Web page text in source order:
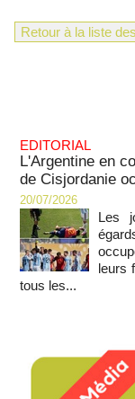
Retour à la liste
EDITORIAL
L'Argentine en
de Cisjordanie
20/07/2026
Les
leurs
tous les...